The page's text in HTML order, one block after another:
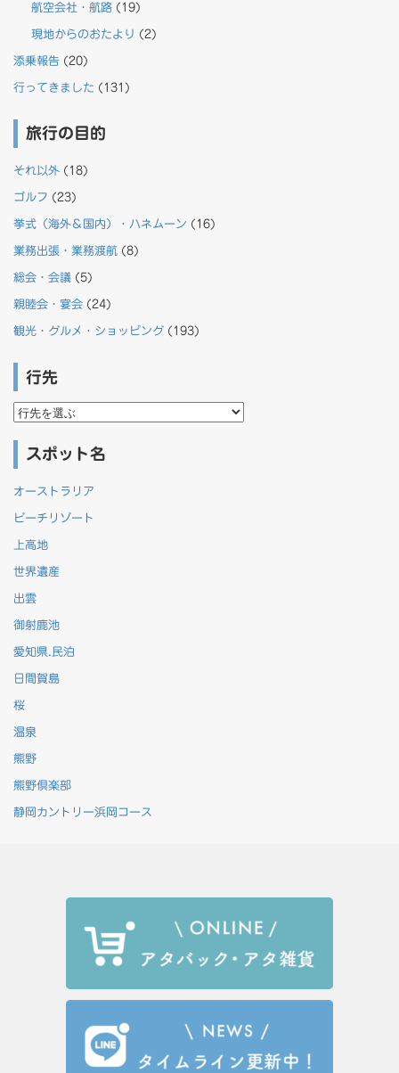
航空会社・航路(19)
現地からのおたより (2)
添乗報告 (20)
行ってきました (131)
旅行の目的
それ以外 (18)
ゴルフ (23)
挙式（海外＆国内）・ハネムーン (16)
業務出張・業務渡航 (8)
総会・会議 (5)
親睦会・宴会 (24)
観光・グルメ・ショッピング (193)
行先
行
スポット名
オーストラリア
ビーチリゾート
上高地
世界遺産
出雲
御射鹿池
愛知県.民泊
日間賀島
桜
温泉
熊野
熊野倶楽部
静岡カントリー浜岡コース